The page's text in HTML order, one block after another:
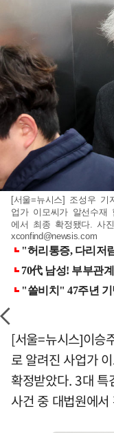
[서울=뉴시스] 조성우
업가 이모씨가 알선수재
에서 최종 확정됐다. 사
xconfind@newsis.com
[서울=뉴시스]이승
로 알려진 사업가
확정받았다. 3대
사건 중 대법원에